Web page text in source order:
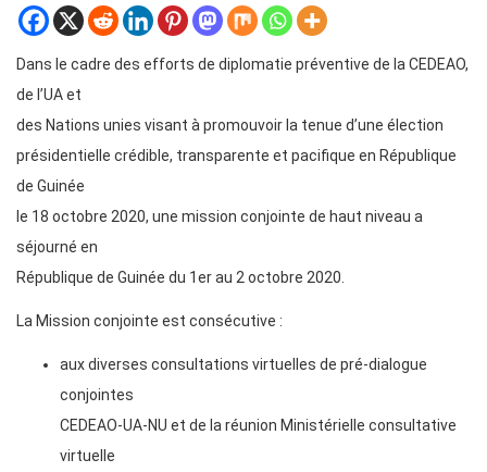
Dans le cadre des efforts de diplomatie préventive de la CEDEAO,
de l’UA et
des Nations unies visant à promouvoir la tenue d’une élection
présidentielle crédible, transparente et pacifique en République
de Guinée
le 18 octobre 2020, une mission conjointe de haut niveau a
séjourné en
République de Guinée du 1er au 2 octobre 2020.
La Mission conjointe est consécutive :
aux diverses consultations virtuelles de pré-dialogue
conjointes
CEDEAO-UA-NU et de la réunion Ministérielle consultative
virtuelle